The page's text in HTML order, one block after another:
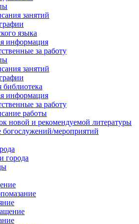
занятий
языка
информация
за работу
занятий
библиотека
информация
за работу
работы
новой и рекомендуемой литературы
богослужений/мероприятий
города